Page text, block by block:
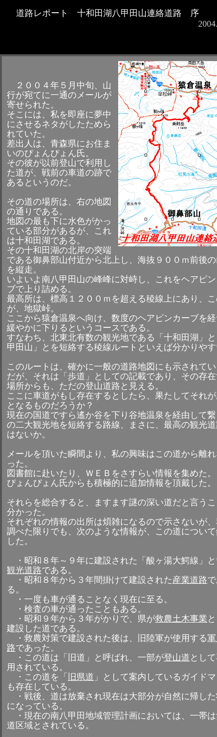
道路レポート 十和田湖八甲田山連絡道路 序
２００４年５月中旬、山
行が宛てに一通のメールが
寄せられた。
そこには、私を即座に夢中
にさせるネタがしたためら
れていた。
差出人は、青森県にお住ま
いのぴょんぴょん氏。
その彼が以前登山で利用し
た道が、戦前の車道の跡で
あるというのだ。
その道の場所は、右の地図
の通りである。
地図の最も下に水色がかっ
ている部分があるが、これ
は十和田湖である。
その十和田湖の北岸の突端
である御鼻部山付近から北上し、海抜９００ｍ前後
を縦走。
いよいよ南八甲田山の峰峰に対峙し、これをヘアピ
ブで上り詰める。
最高所は、標高１２００ｍを超える稜線上にあり、
が、地獄峠。
ここから猿倉温泉へ向け、数度のヘアピンカーブを
緩やかに下りるというコースである。
すなわち、北東北有数の観光地である「十和田湖」
甲田山」とを短絡する稜線ルートといえば分かりや
このルートは、確かに一般の道路地図にも示されて
だが、それは「歩道」としての記載であり、その存
場所からも、ただの登山道路と見える。
ここに車道がもし存在するとしたら、果たしてそれ
となるものだろうか？
現在の国道ですら遙か谷を下り谷地温泉を経由して
の二大観光地を短絡する路線、まさに、最高の観光
はないか。
メールを頂いた瞬間より、私の興味はこの道から離
った。
図書館に赴いたり、ＷＥＢをさすらい情報を集めた。
ぴょんぴょん氏からも積極的に追加情報を頂戴した。
それらを総合すると、ますます謎の深い道だと言う
分かった。
それぞれの情報の出所は煩雑になるので示さないが
調べた限りでも、次のような情報が、この道につい
した。
・昭和８年～９年に建設された「酸ヶ湯大鰐線」
観光道路である。
・昭和８年から３年間掛けて建設された産業道路
る。
・一度も車が通ることなく現在に至る。
・検査の車が通ったこともある。
・昭和９年から３年がかりで、県が救農土木事業
建設した道である。
・救農対策で建設された後は、旧陸軍が使用する
路であった。
・この道は「旧道」と呼ばれ、一部が登山道 とし
用されている。
・この道を「
旧県道 」として案内しているガイド
も存在している。
・戦後、道は放棄され現在は大部分が自然に帰し
になっている。
・現在の南八甲田地域管理計画においては、一帯
道区域とされている。